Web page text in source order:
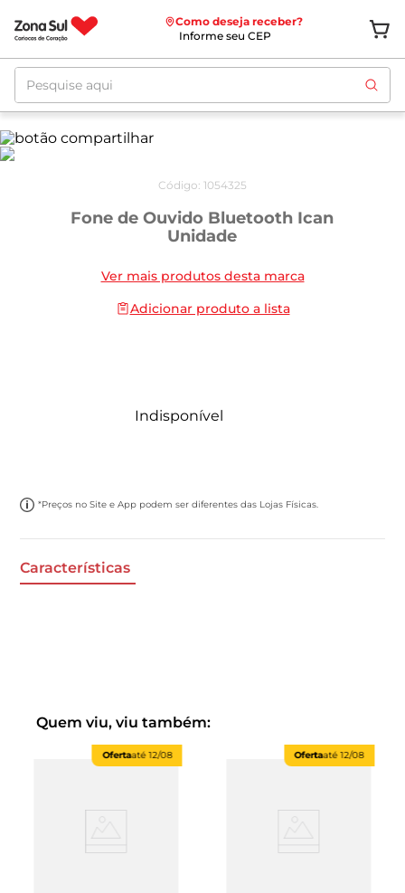
Como deseja receber?
Informe seu CEP
Pesquise aqui
Código: 1054325
Fone de Ouvido Bluetooth Ican
Unidade
Ver mais produtos desta marca
Adicionar produto a lista
Indisponível
*Preços no Site e App podem ser diferentes das Lojas Físicas.
Características
Quem viu, viu também:
Ofertaaté12/08 Ofertaaté12/08